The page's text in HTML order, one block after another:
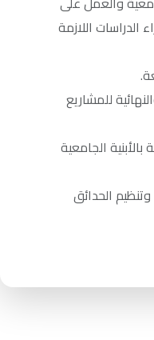
الدراسات اللازمة
للمشاريع
الجامعية
الحدائق